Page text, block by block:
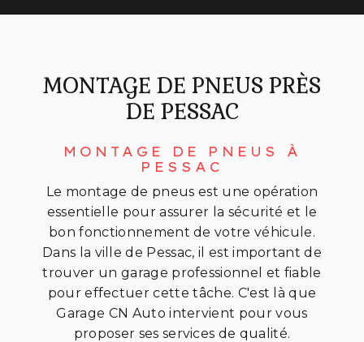
MONTAGE DE PNEUS PRÈS
DE PESSAC
MONTAGE DE PNEUS À
PESSAC
Le montage de pneus est une opération
essentielle pour assurer la sécurité et le
bon fonctionnement de votre véhicule.
Dans la ville de Pessac, il est important de
trouver un garage professionnel et fiable
pour effectuer cette tâche. C'est là que
Garage CN Auto intervient pour vous
proposer ses services de qualité.